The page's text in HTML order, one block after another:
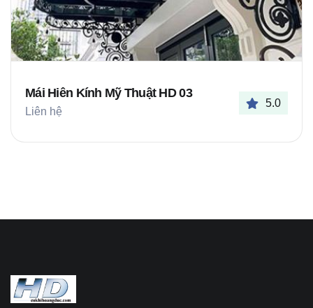
Mái Hiên Kính Mỹ Thuật HD 03
Liên hệ
5.0